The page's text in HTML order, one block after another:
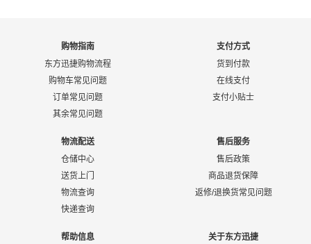
购物指南
东方迅捷购物流程
购物车常见问题
订单常见问题
其余常见问题
支付方式
货到付款
在线支付
支付小贴士
物流配送
仓储中心
送货上门
物流查询
快递查询
售后服务
售后政策
商品退货保障
返修/退换货常见问题
帮助信息 关于东方迅捷